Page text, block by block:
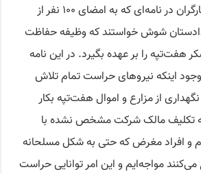
همین چند روز پیش کارگران در نامه‌ای که به امضای ۱۰۰ نفر از
دادستان شوش خواستند که وظیفه حفاظت
هفت‌تپه را بر عهده بگیرد. در این نامه
وجود اینکه نیروهای حراست تمام تلاش
از مزارع و اموال هفت‌تپه بکار
تکلیف مالک شرکت مشخص نشده با
و افراد مغرض که حتی به شکل مسلحانه
مواجه‌ایم و این امر توانایی حراست